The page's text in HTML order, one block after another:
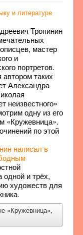
и литературе
Тропинин
мастер
и
портретов.
таких
Александра
неизвестного»
одну из его
«Кружевница».
по этой
написал в
одной и трёх,
художеств для
«Кружевница»,